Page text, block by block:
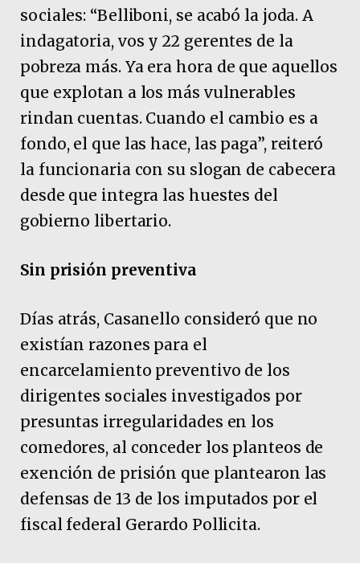
sociales: “Belliboni, se acabó la joda. A
indagatoria, vos y 22 gerentes de la
pobreza más. Ya era hora de que aquellos
que explotan a los más vulnerables
rindan cuentas. Cuando el cambio es a
fondo, el que las hace, las paga”, reiteró
la funcionaria con su slogan de cabecera
desde que integra las huestes del
gobierno libertario.
Sin prisión preventiva
Días atrás, Casanello consideró que no
existían razones para el
encarcelamiento preventivo de los
dirigentes sociales investigados por
presuntas irregularidades en los
comedores, al conceder los planteos de
exención de prisión que plantearon las
defensas de 13 de los imputados por el
fiscal federal Gerardo Pollicita.